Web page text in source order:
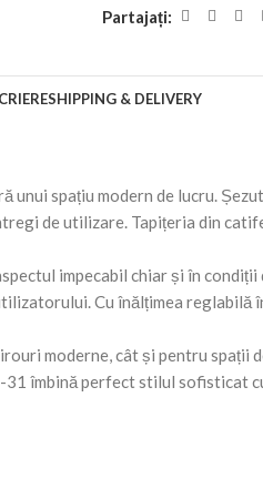
Partajați:
SHIPPING & DELIVERY
spațiu modern de lucru.
de utilizare. Tapițeria din
impecabil chiar și în
Cu înălțimea reglabilă
moderne, cât și pentru
îmbină perfect stilul